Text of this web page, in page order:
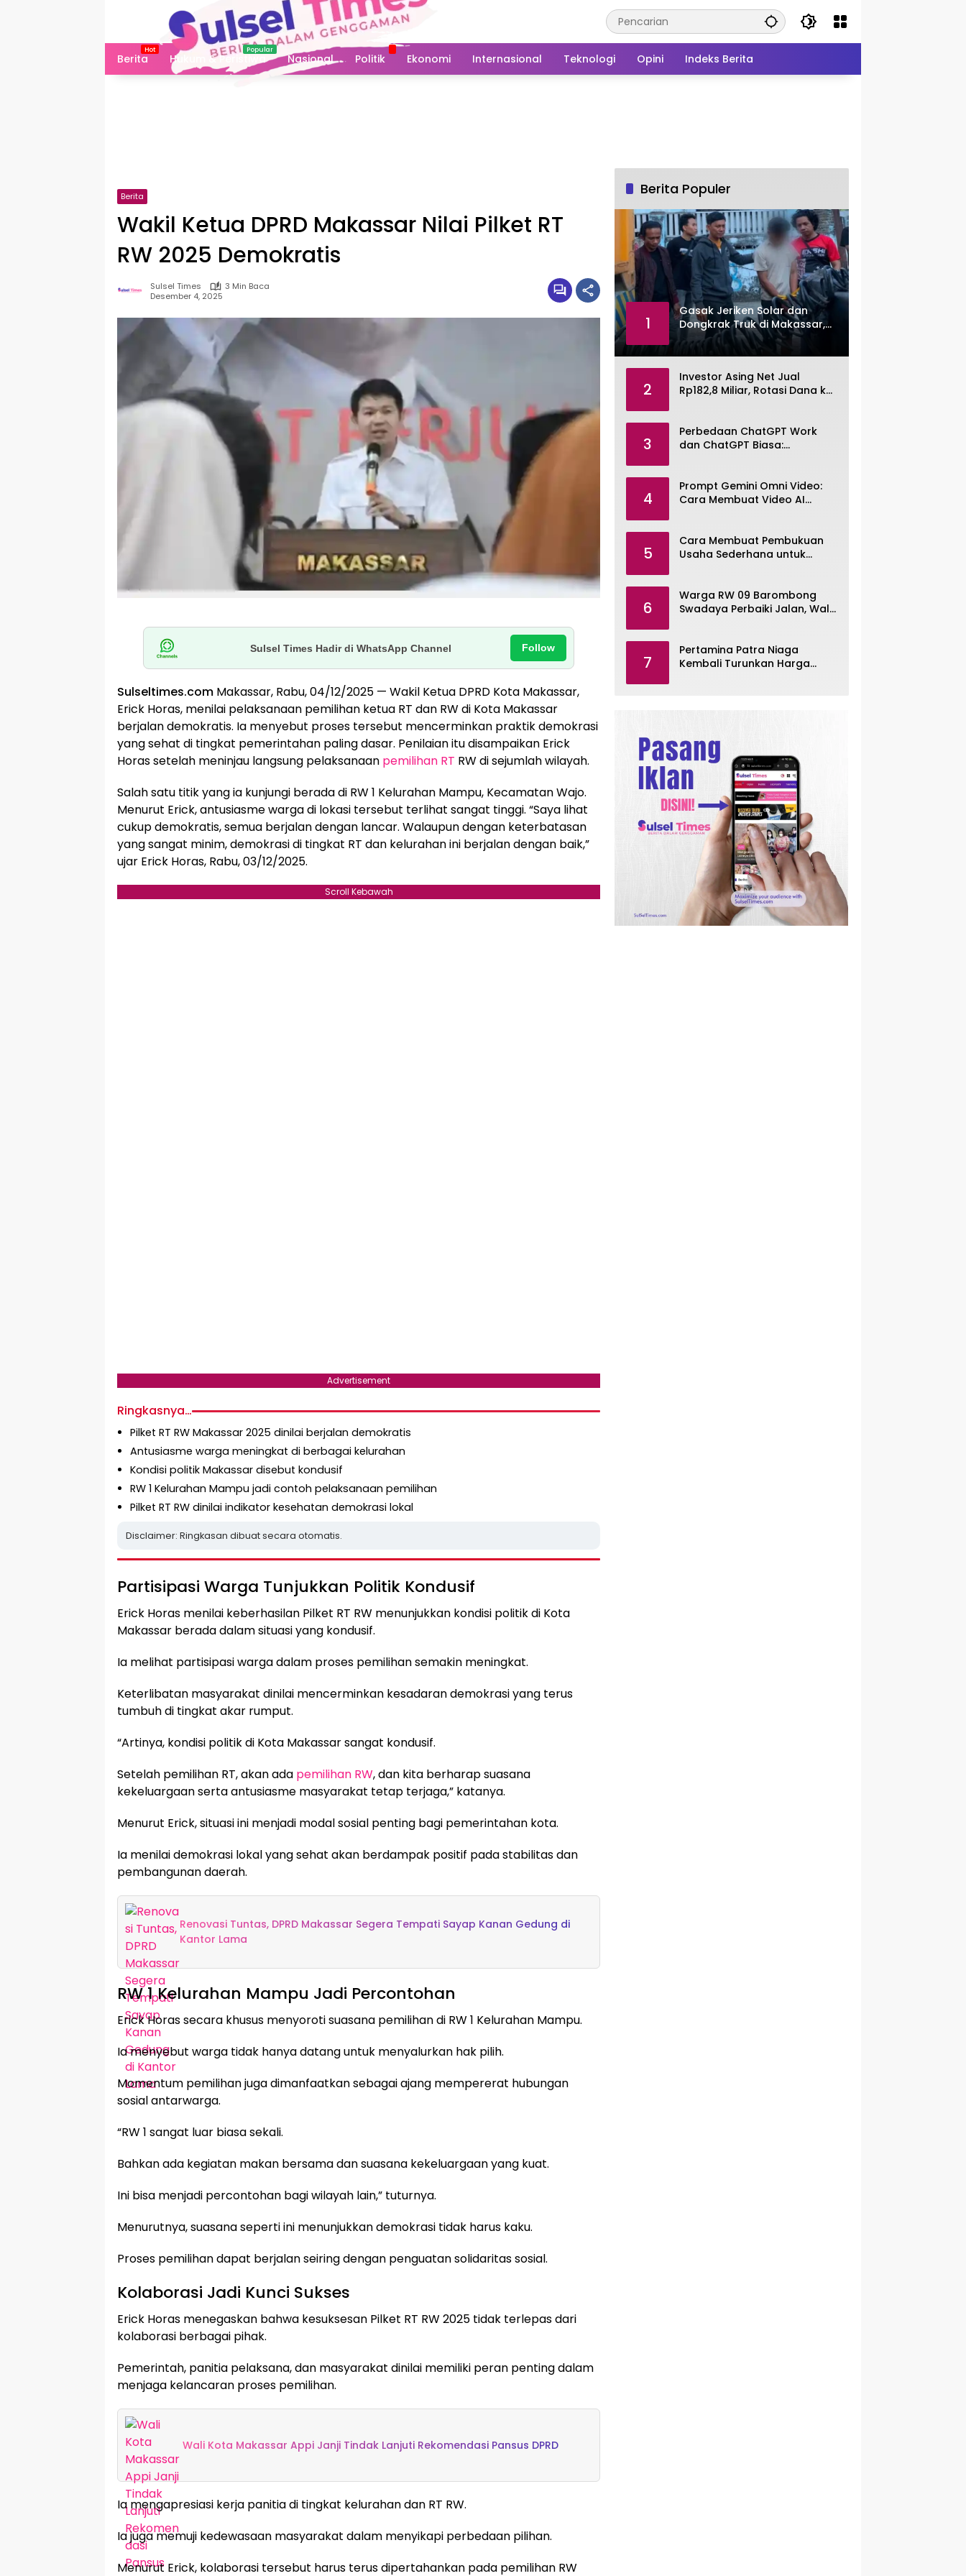
Berita
Hukum & Peristiwa Nasional Politik Ekonomi Internasional Teknologi Opini Indeks Berita
Berita
Wakil Ketua DPRD Makassar Nilai Pilket RT
RW 2025 Demokratis
Sulsel Times
3 Min Baca
Desember 4, 2025
Sulsel Times Hadir di WhatsApp Channel Follow
Sulseltimes.com Makassar, Rabu, 04/12/2025 — Wakil Ketua DPRD Kota Makassar,
Erick Horas, menilai pelaksanaan pemilihan ketua RT dan RW di Kota Makassar
berjalan demokratis. Ia menyebut proses tersebut mencerminkan praktik demokrasi
yang sehat di tingkat pemerintahan paling dasar. Penilaian itu disampaikan Erick
Horas setelah meninjau langsung pelaksanaan pemilihan RT RW di sejumlah wilayah.
Salah satu titik yang ia kunjungi berada di RW 1 Kelurahan Mampu, Kecamatan Wajo.
Menurut Erick, antusiasme warga di lokasi tersebut terlihat sangat tinggi. “Saya lihat
cukup demokratis, semua berjalan dengan lancar. Walaupun dengan keterbatasan
yang sangat minim, demokrasi di tingkat RT dan kelurahan ini berjalan dengan baik,”
ujar Erick Horas, Rabu, 03/12/2025.
Scroll Kebawah
Advertisement
Ringkasnya…
Pilket RT RW Makassar 2025 dinilai berjalan demokratis
Antusiasme warga meningkat di berbagai kelurahan
Kondisi politik Makassar disebut kondusif
RW 1 Kelurahan Mampu jadi contoh pelaksanaan pemilihan
Pilket RT RW dinilai indikator kesehatan demokrasi lokal
Disclaimer: Ringkasan dibuat secara otomatis.
Partisipasi Warga Tunjukkan Politik Kondusif
Erick Horas menilai keberhasilan Pilket RT RW menunjukkan kondisi politik di Kota
Makassar berada dalam situasi yang kondusif.
Ia melihat partisipasi warga dalam proses pemilihan semakin meningkat.
Keterlibatan masyarakat dinilai mencerminkan kesadaran demokrasi yang terus
tumbuh di tingkat akar rumput.
“Artinya, kondisi politik di Kota Makassar sangat kondusif.
Setelah pemilihan RT, akan ada pemilihan RW, dan kita berharap suasana
kekeluargaan serta antusiasme masyarakat tetap terjaga,” katanya.
Menurut Erick, situasi ini menjadi modal sosial penting bagi pemerintahan kota.
Ia menilai demokrasi lokal yang sehat akan berdampak positif pada stabilitas dan
pembangunan daerah.
Renovasi Tuntas, DPRD Makassar Segera Tempati Sayap Kanan Gedung di
Kantor Lama
RW 1 Kelurahan Mampu Jadi Percontohan
Erick Horas secara khusus menyoroti suasana pemilihan di RW 1 Kelurahan Mampu.
Ia menyebut warga tidak hanya datang untuk menyalurkan hak pilih.
Momentum pemilihan juga dimanfaatkan sebagai ajang mempererat hubungan
sosial antarwarga.
“RW 1 sangat luar biasa sekali.
Bahkan ada kegiatan makan bersama dan suasana kekeluargaan yang kuat.
Ini bisa menjadi percontohan bagi wilayah lain,” tuturnya.
Menurutnya, suasana seperti ini menunjukkan demokrasi tidak harus kaku.
Proses pemilihan dapat berjalan seiring dengan penguatan solidaritas sosial.
Kolaborasi Jadi Kunci Sukses
Erick Horas menegaskan bahwa kesuksesan Pilket RT RW 2025 tidak terlepas dari
kolaborasi berbagai pihak.
Pemerintah, panitia pelaksana, dan masyarakat dinilai memiliki peran penting dalam
menjaga kelancaran proses pemilihan.
Wali Kota Makassar Appi Janji Tindak Lanjuti Rekomendasi Pansus DPRD
Ia mengapresiasi kerja panitia di tingkat kelurahan dan RT RW.
Ia juga memuji kedewasaan masyarakat dalam menyikapi perbedaan pilihan.
Menurut Erick, kolaborasi tersebut harus terus dipertahankan pada pemilihan RW
Berita Populer
1
Gasak Jeriken Solar dan
Dongkrak Truk di Makassar,
Pemuda Dibekuk Polisi
2
Investor Asing Net Jual
Rp182,8 Miliar, Rotasi Dana ke
3
Perbedaan ChatGPT Work
dan ChatGPT Biasa:
4
Prompt Gemini Omni Video:
Cara Membuat Video AI
5
Cara Membuat Pembukuan
Usaha Sederhana untuk
6
Warga RW 09 Barombong
Swadaya Perbaiki Jalan, Wali
7
Pertamina Patra Niaga
Kembali Turunkan Harga